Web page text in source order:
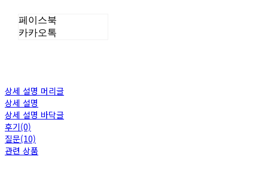
페이스북
카카오톡
상세 설명 머리글
상세 설명
상세 설명 바닥글
후기(0)
질문(10)
관련 상품